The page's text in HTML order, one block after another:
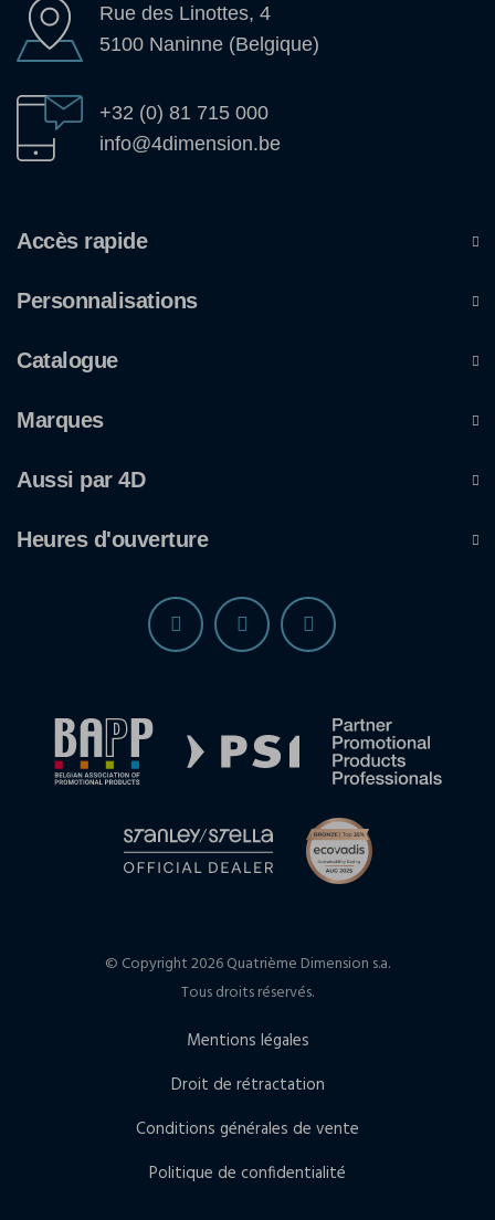
Rue des Linottes, 4
5100 Naninne (Belgique)
+32 (0) 81 715 000
info@4dimension.be
Accès rapide
Personnalisations
Catalogue
Marques
Aussi par 4D
Heures d'ouverture
© Copyright 2026 Quatrième Dimension s.a.
Tous droits réservés.
Mentions légales
Droit de rétractation
Conditions générales de vente
Politique de confidentialité